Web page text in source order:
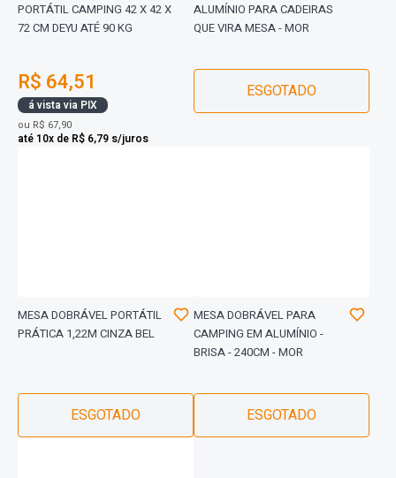
PORTÁTIL CAMPING 42 X 42 X
72 CM DEYU ATÉ 90 KG
R$ 64,51
á vista via PIX
ou R$ 67,90
até 10x de R$ 6,79 s/juros
ALUMÍNIO PARA CADEIRAS
QUE VIRA MESA - MOR
ESGOTADO
MESA DOBRÁVEL PORTÁTIL
PRÁTICA 1,22M CINZA BEL
ESGOTADO
MESA DOBRÁVEL PARA
CAMPING EM ALUMÍNIO -
BRISA - 240CM - MOR
ESGOTADO